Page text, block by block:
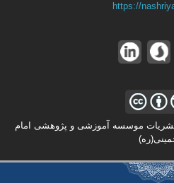
https://
نشریات موسسه آموزشی و پژوهشی امام